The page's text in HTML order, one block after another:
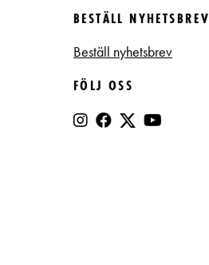
BESTÄLL NYHETSBREV
Beställ nyhetsbrev
FÖLJ OSS